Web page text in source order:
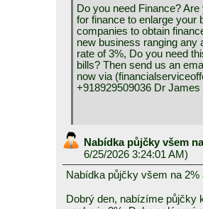
Do you need Finance?
for finance to enlarge your
companies to obtain
new business ranging any
rate of 3%, Do you need
bills? Then send us an
now via
+918929509036 Dr
Nabídka půjčky všem
6/25/2026 3:24:01 AM)
Nabídka půjčky všem na 2%
Dobrý den, nabízíme půjčky